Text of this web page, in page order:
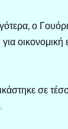
ο
οικονομική
σε